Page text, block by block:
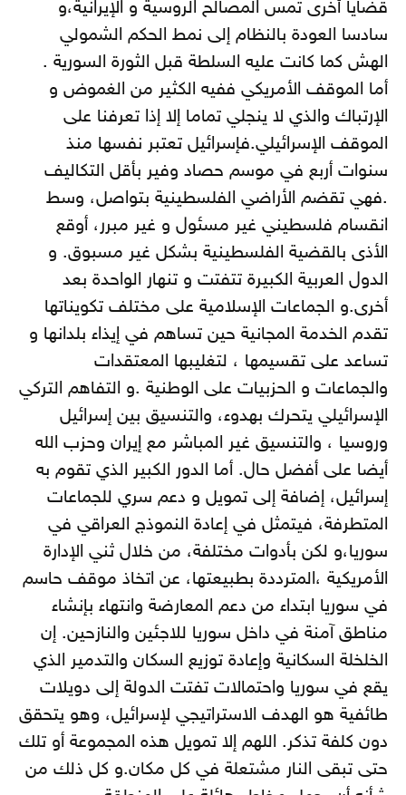
قضايا أخرى تمس المصالح الروسية و الإيرانية،و
سادسا العودة بالنظام إلى نمط الحكم الشمولي
الهش كما كانت عليه السلطة قبل الثورة السورية .
أما الموقف الأمريكي ففيه الكثير من الغموض و
الإرتباك والذي لا ينجلي تماما إلا إذا تعرفنا على
الموقف الإسرائيلي.فإسرائيل تعتبر نفسها منذ
سنوات أربع في موسم حصاد وفير بأقل التكاليف
.فهي تقضم الأراضي الفلسطينية بتواصل، وسط
انقسام فلسطيني غير مسئول و غير مبرر، أوقع
الأذى بالقضية الفلسطينية بشكل غير مسبوق. و
الدول العربية الكبيرة تتفتت و تنهار الواحدة بعد
أخرى.و الجماعات الإسلامية على مختلف تكويناتها
تقدم الخدمة المجانية حين تساهم في إيذاء بلدانها و
تساعد على تقسيمها ، لتغليبها المعتقدات
والجماعات و الحزبيات على الوطنية .و التفاهم التركي
الإسرائيلي يتحرك بهدوء، والتنسيق بين إسرائيل
وروسيا ، والتنسيق غير المباشر مع إيران وحزب الله
أيضا على أفضل حال. أما الدور الكبير الذي تقوم به
إسرائيل، إضافة إلى تمويل و دعم سري للجماعات
المتطرفة، فيتمثل في إعادة النموذج العراقي في
سوريا،و لكن بأدوات مختلفة، من خلال ثني الإدارة
الأمريكية ،المترددة بطبيعتها، عن اتخاذ موقف حاسم
في سوريا ابتداء من دعم المعارضة وانتهاء بإنشاء
مناطق آمنة في داخل سوريا للاجئين والنازحين. إن
الخلخلة السكانية وإعادة توزيع السكان والتدمير الذي
يقع في سوريا واحتمالات تفتت الدولة إلى دويلات
طائفية هو الهدف الاستراتيجي لإسرائيل، وهو يتحقق
دون كلفة تذكر. اللهم إلا تمويل هذه المجموعة أو تلك
حتى تبقى النار مشتعلة في كل مكان.و كل ذلك من